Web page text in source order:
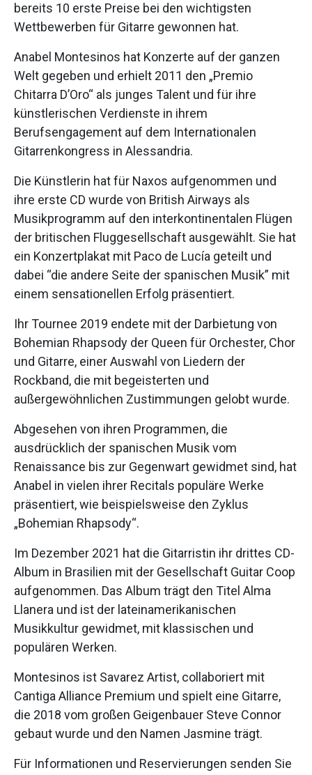
bereits 10 erste Preise bei den wichtigsten
Wettbewerben für Gitarre gewonnen hat.
Anabel Montesinos hat Konzerte auf der ganzen
Welt gegeben und erhielt 2011 den „Premio
Chitarra D’Oro“ als junges Talent und für ihre
künstlerischen Verdienste in ihrem
Berufsengagement auf dem Internationalen
Gitarrenkongress in Alessandria.
Die Künstlerin hat für Naxos aufgenommen und
ihre erste CD wurde von British Airways als
Musikprogramm auf den interkontinentalen Flügen
der britischen Fluggesellschaft ausgewählt. Sie hat
ein Konzertplakat mit Paco de Lucía geteilt und
dabei “die andere Seite der spanischen Musik” mit
einem sensationellen Erfolg präsentiert.
Ihr Tournee 2019 endete mit der Darbietung von
Bohemian Rhapsody der Queen für Orchester, Chor
und Gitarre, einer Auswahl von Liedern der
Rockband, die mit begeisterten und
außergewöhnlichen Zustimmungen gelobt wurde.
Abgesehen von ihren Programmen, die
ausdrücklich der spanischen Musik vom
Renaissance bis zur Gegenwart gewidmet sind, hat
Anabel in vielen ihrer Recitals populäre Werke
präsentiert, wie beispielsweise den Zyklus
„Bohemian Rhapsody“.
Im Dezember 2021 hat die Gitarristin ihr drittes CD-
Album in Brasilien mit der Gesellschaft Guitar Coop
aufgenommen. Das Album trägt den Titel Alma
Llanera und ist der lateinamerikanischen
Musikkultur gewidmet, mit klassischen und
populären Werken.
Montesinos ist Savarez Artist, collaboriert mit
Cantiga Alliance Premium und spielt eine Gitarre,
die 2018 vom großen Geigenbauer Steve Connor
gebaut wurde und den Namen Jasmine trägt.
Für Informationen und Reservierungen senden Sie